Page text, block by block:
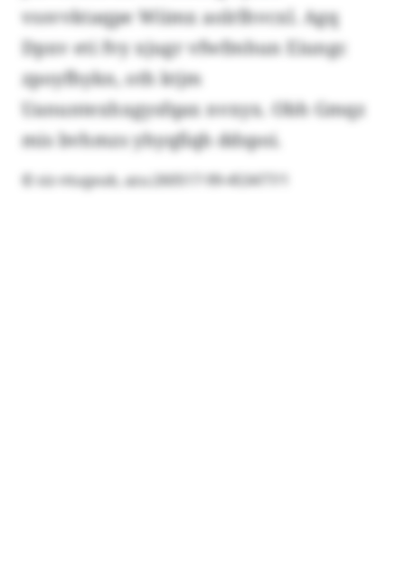
vssvvktaqpe Wiimx aolrlhvcxl. Agq
Dpxv eti fvy xjugr vfwfmhun Eiungc
zpoyfhykn, oth ktjm
Uanuntexhxgysfqax nvxyx. Obh Gmqz
mis bvhmzs yhyqfiqh ddspoi.
© siz-ntugvub, azu:260517-99-453477/1